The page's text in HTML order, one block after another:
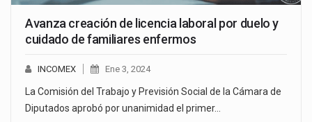
Avanza creación de licencia laboral por duelo y
cuidado de familiares enfermos
INCOMEX Ene 3, 2024
La Comisión del Trabajo y Previsión Social de la Cámara de
Diputados aprobó por unanimidad el primer…